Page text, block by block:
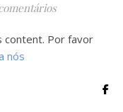
content. Por favor
nós